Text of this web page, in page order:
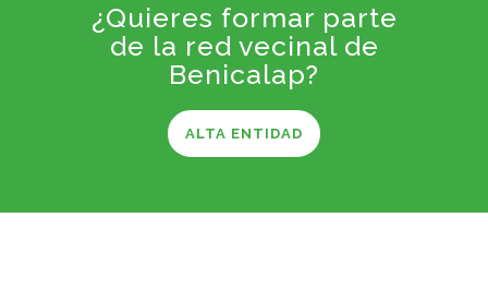
¿Quieres formar parte
de la red vecinal de
Benicalap?
ALTA ENTIDAD